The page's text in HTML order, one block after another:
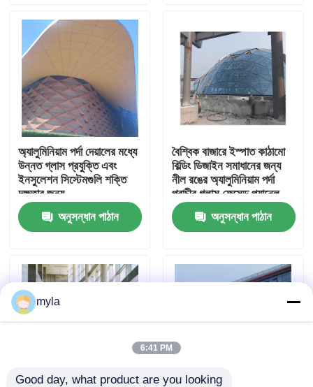
কারখানা ভ্রমণ
মান নিয়ন্ত্রণ
যোগাযোগ করুন
মামলা
স্পেস ফ্রেম ট্রাস
অ্যালুমিনিয়াম পর্দা দেয়ালের মধ্যে
উন্নত গ্লাস প্রযুক্তি এবং
ইনসুলেশন সিস্টেমগুলি শক্তি
দক্ষতার জন্য
অনুসন্ধান পাঠান
বৈশ্বিক বাজারে ইস্পাত কাঠামো
বিল্ডিং ডিজাইন সমাধানের জন্য
নীল রঙের অ্যালুমিনিয়াম পর্দা
প্রাচীর গ্লাস ফেসেড প্যানেল
অনুসন্ধান পাঠান
myla
6:41 PM
Good day, what product are you looking